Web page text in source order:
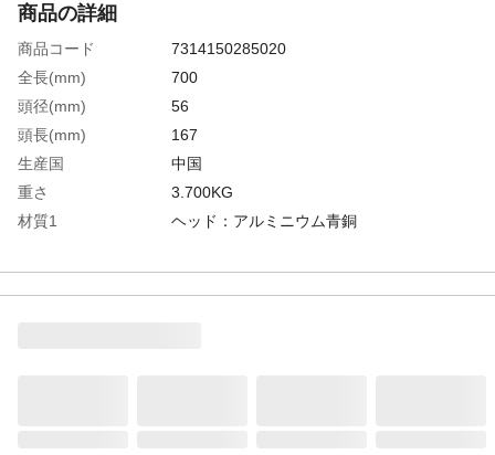
商品の詳細
商品コード
7314150285020
全長(mm)
700
頭径(mm)
56
頭長(mm)
167
生産国
中国
重さ
3.700KG
材質1
ヘッド：アルミニウム青銅